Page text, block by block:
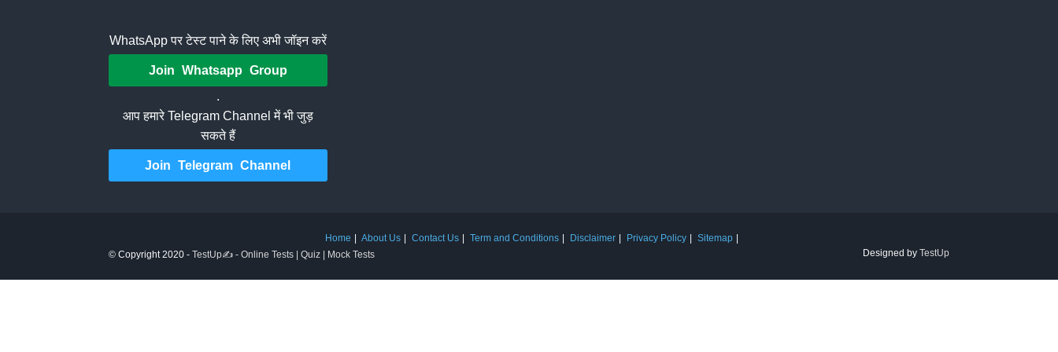
WhatsApp पर टेस्ट पाने के लिए अभी जॉइन करें
Join Whatsapp Group
.
आप हमारे Telegram Channel में भी जुड़
सकते हैं
Join Telegram Channel
Home About Us Contact Us Term and Conditions Disclaimer Privacy Policy
Sitemap
© Copyright 2020 - TestUp✍️ - Online Tests | Quiz | Mock Tests Designed by TestUp